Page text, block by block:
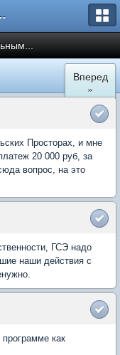
Вперед
»
Просторах, и мне
20 000 руб, за
вопрос, на это
ГСЭ надо
наши действия с
как